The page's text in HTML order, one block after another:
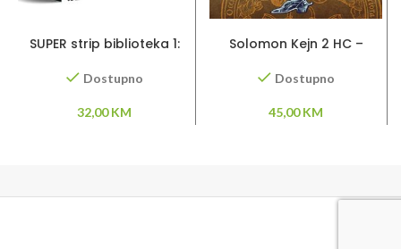
SUPER strip biblioteka 1:
trag
Dostupno
32,00KM
Solomon Kejn 2 HC –
Dostupno
45,00KM